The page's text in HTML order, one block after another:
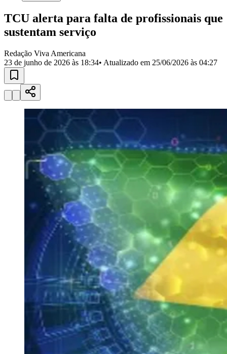
Eleições
Segurança
Saúde
Meio Ambiente
Obras
Bairros de Americana
CentroJardim Girassol
NamoradosJardim São PauloParque UniversitárioAntônio
Cariobinha Zanaga
Quilombo
Para Sua Empresa
Anuncie no Portal
Guia de Empresas
Divulgar Vagas Novo
Publicidade Legal
Hub de Negócios
Guia Comercial
Selo Verificado
Portal Educacional
Agenda de Vestibulares
Vagas de Emprego
Concursos
Panorama Econômico
Panorama Econômico
Para Sua Empresa
Anuncie no Portal
Verificar Empresa Novo
Anunciar Vagas
Novo
Publicidade Legal
TCU alerta para falta de profissionais que
sustentam serviço
Redação Viva Americana
23 de junho de 2026 às 18:34• Atualizado em 25/06/2026 às 04:27